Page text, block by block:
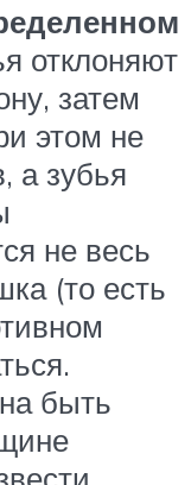
отклоняют
затем
этом не
а зубья
не весь
(то есть
быть